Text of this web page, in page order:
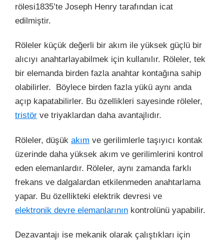
rölesi1835’te Joseph Henry tarafından icat
edilmiştir.
Röleler küçük değerli bir akım ile yüksek güçlü bir
alıcıyı anahtarlayabilmek için kullanılır. Röleler, tek
bir elemanda birden fazla anahtar kontağına sahip
olabilirler. Böylece birden fazla yükü aynı anda
açıp kapatabilirler. Bu özellikleri sayesinde röleler,
tristör ve triyaklardan daha avantajlıdır.
Röleler, düşük akım ve gerilimlerle taşıyıcı kontak
üzerinde daha yüksek akım ve gerilimlerini kontrol
eden elemanlardır. Röleler, aynı zamanda farklı
frekans ve dalgalardan etkilenmeden anahtarlama
yapar. Bu özellikteki elektrik devresi ve
elektronik devre elemanlarının kontrolünü yapabilir.
Dezavantajı ise mekanik olarak çalıştıkları için